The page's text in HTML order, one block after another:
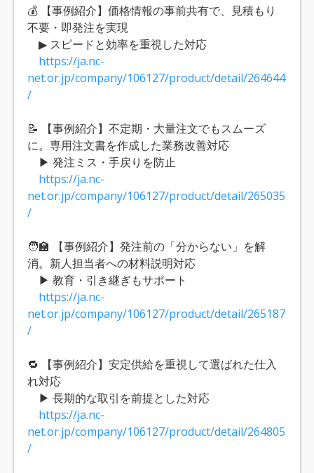
💰 【事例紹介】価格情報の事前共有で、見積もり
不要・即発注を実現
▶ スピードと効率を重視した対応
https://ja.nc-
net.or.jp/company/106127/product/detail/264644
/
📝 【事例紹介】不定期・大量注文でもスムーズ
に。専用注文書を作成した業務改善対応
▶ 発注ミス・手戻りを防止
https://ja.nc-
net.or.jp/company/106127/product/detail/265035
/
🧑‍🏫 【事例紹介】発注前の「分からない」を解
消。新人担当者への材料説明対応
▶ 教育・引き継ぎもサポート
https://ja.nc-
net.or.jp/company/106127/product/detail/265187
/
🔁 【事例紹介】安定供給を重視して選ばれた仕入
れ対応
▶ 長期的な取引を前提とした対応
https://ja.nc-
net.or.jp/company/106127/product/detail/264805
/